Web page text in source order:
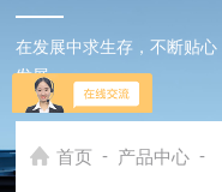
在发展中求生存，不断贴
发展
首页 - 产品中心 -